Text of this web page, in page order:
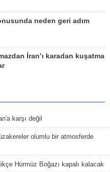
neden geri adım
İran’ı karadan kuşatma
karşı değil
olumlu bir atmosferde
Hürmüz Boğazı kapalı kalacak